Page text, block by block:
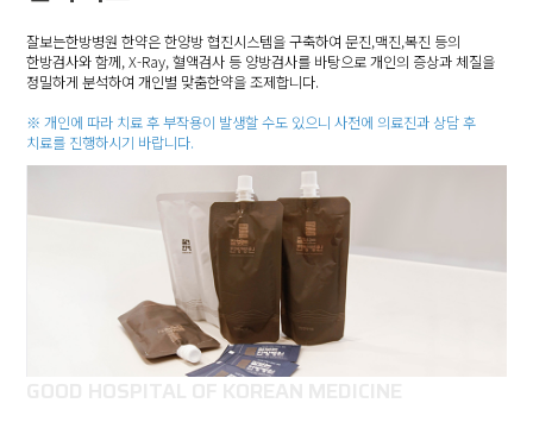
잘보는한방병원 한약은 한양방 협진시스템을 구축하여문진,맥진,복진 등의
한방검사와 함께, X-Ray, 혈액검사 등 양방검사를 바탕으로 개인의 증상과 체질을
정밀하게 분석하여 개인별 맞춤한약을 조제합니다.
※ 개인에 따라 치료 후 부작용이 발생할 수도 있으니 사전에 의료진과 상담 후
치료를 진행하시기 바랍니다.